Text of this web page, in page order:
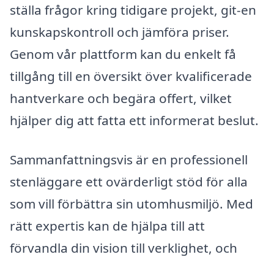
ställa frågor kring tidigare projekt, git-en
kunskapskontroll och jämföra priser.
Genom vår plattform kan du enkelt få
tillgång till en översikt över kvalificerade
hantverkare och begära offert, vilket
hjälper dig att fatta ett informerat beslut.
Sammanfattningsvis är en professionell
stenläggare ett ovärderligt stöd för alla
som vill förbättra sin utomhusmiljö. Med
rätt expertis kan de hjälpa till att
förvandla din vision till verklighet, och